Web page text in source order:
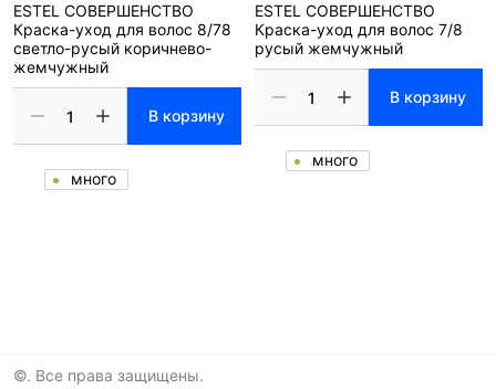
ESTEL СОВЕРШЕНСТВО
Краска-уход для волос 8/78
светло-русый коричнево-
жемчужный
В корзину
много
ESTEL СОВЕРШЕНСТВО
Краска-уход для волос 7/8
русый жемчужный
В корзину
много
©. Все права защищены.